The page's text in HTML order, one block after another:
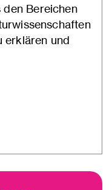
den Bereichen
erklären und